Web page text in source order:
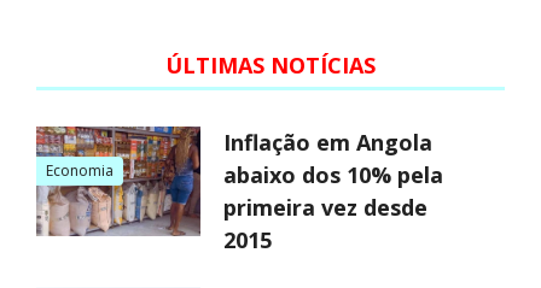
ÚLTIMAS NOTÍCIAS
Economia
Inflação em Angola
abaixo dos 10% pela
primeira vez desde
2015